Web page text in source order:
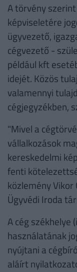
A törvény
képviseletére
ügyvezető,
cégvezető -
például kft
idejét. Közös
valamennyi
cégjegyzékben,
"Mivel a
vállalkozások
kereskedelmi
fenti
közlemény
Ügyvédi Iroda
A cég székhelye
használatának
nyújtani a
aláírt